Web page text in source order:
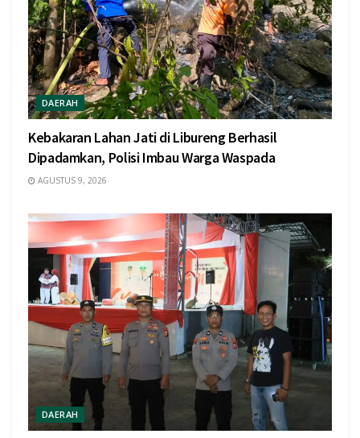
DAERAH
Kebakaran Lahan Jati di Libureng Berhasil
Dipadamkan, Polisi Imbau Warga Waspada
AGUSTUS 9, 2026
DAERAH